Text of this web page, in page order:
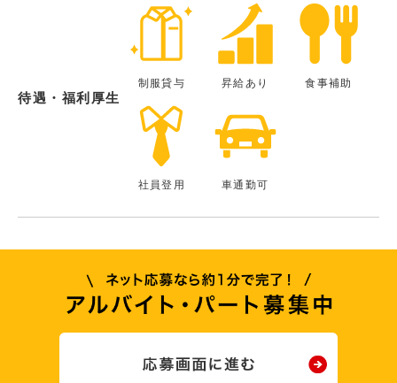
待遇・福利厚生
制服貸与 昇給あり 食事補助
社員登用 車通勤可